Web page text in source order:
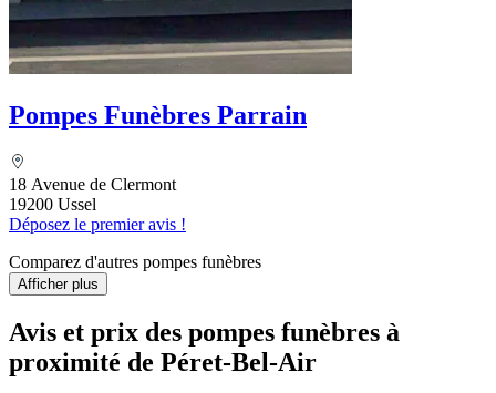
Pompes Funèbres Parrain
18 Avenue de Clermont
19200 Ussel
Déposez le premier avis !
Comparez d'autres pompes funèbres
Afficher plus
Avis et prix des pompes funèbres à
proximité de Péret-Bel-Air